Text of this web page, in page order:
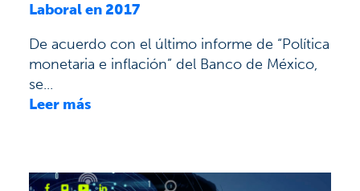
Laboral en 2017
De acuerdo con el último informe de “Política
monetaria e inflación” del Banco de México,
se...
Leer más